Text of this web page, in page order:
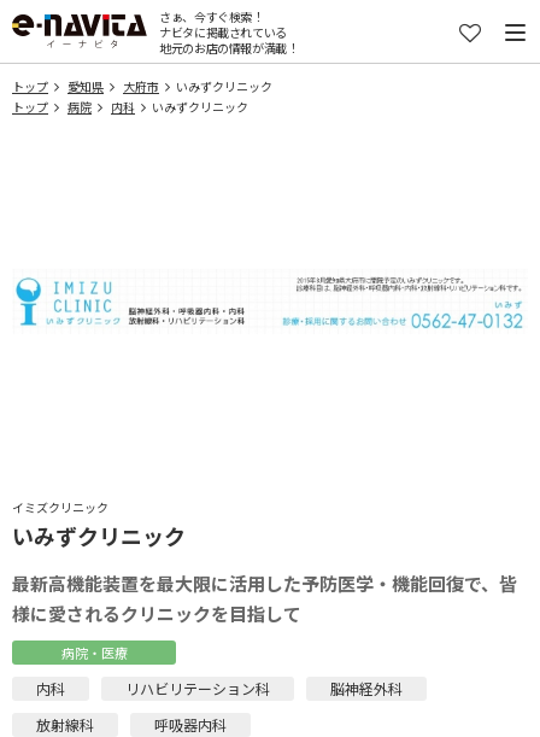
さぁ、今すぐ検索！
ナビタに掲載されている
地元のお店の情報が満載！
トップ 愛知県 大府市
いみずクリニック
トップ
病院 内科 いみずクリニック
イミズクリニック
いみずクリニック
最新高機能装置を最大限に活用した予防医学・機能回復で、皆
様に愛されるクリニックを目指して
病院・医療
内科 リハビリテーション科
脳神経外科
放射線科
呼吸器内科